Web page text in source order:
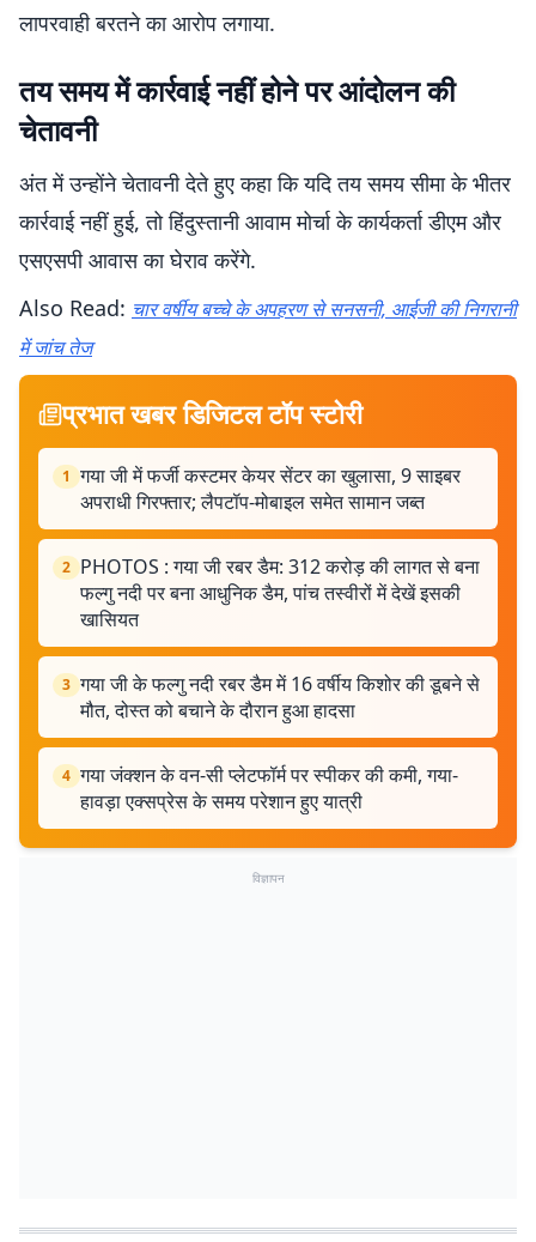
लापरवाही बरतने का आरोप लगाया.
तय समय में कार्रवाई नहीं होने पर आंदोलन की
चेतावनी
अंत में उन्होंने चेतावनी देते हुए कहा कि यदि तय समय सीमा के भीतर
कार्रवाई नहीं हुई, तो हिंदुस्तानी आवाम मोर्चा के कार्यकर्ता डीएम और
एसएसपी आवास का घेराव करेंगे.
Also Read: चार वर्षीय बच्चे के अपहरण से सनसनी, आईजी की निगरानी
में जांच तेज
प्रभात खबर डिजिटल टॉप स्टोरी
1 गया जी में फर्जी कस्टमर केयर सेंटर का खुलासा, 9 साइबर
अपराधी गिरफ्तार; लैपटॉप-मोबाइल समेत सामान जब्त
2 PHOTOS : गया जी रबर डैम: 312 करोड़ की लागत से बना
फल्गु नदी पर बना आधुनिक डैम, पांच तस्वीरों में देखें इसकी
खासियत
3 गया जी के फल्गु नदी रबर डैम में 16 वर्षीय किशोर की डूबने से
मौत, दोस्त को बचाने के दौरान हुआ हादसा
4 गया जंक्शन के वन-सी प्लेटफॉर्म पर स्पीकर की कमी, गया-
हावड़ा एक्सप्रेस के समय परेशान हुए यात्री
विज्ञापन